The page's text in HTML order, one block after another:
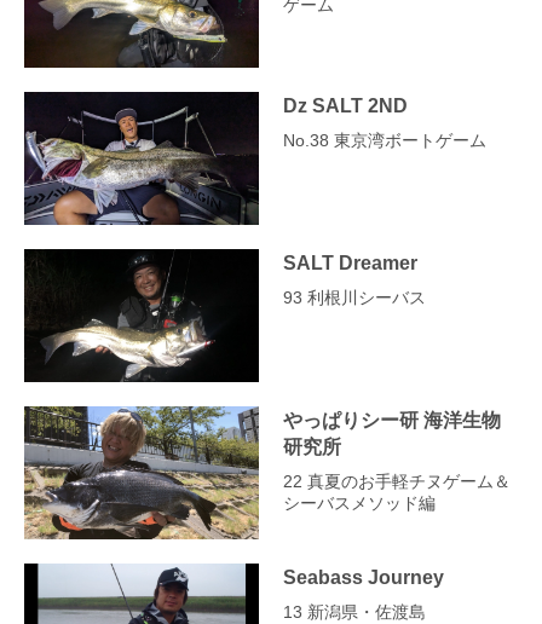
ゲーム
Dz SALT 2ND
No.38 東京湾ボートゲーム
SALT Dreamer
93 利根川シーバス
やっぱりシー研 海洋生物
研究所
22 真夏のお手軽チヌゲーム＆
シーバスメソッド編
Seabass Journey
13 新潟県・佐渡島